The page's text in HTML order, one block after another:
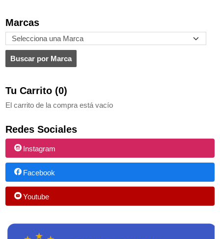
Marcas
Tu Carrito (0)
El carrito de la compra está vacío
Redes Sociales
Instagram
Facebook
Youtube